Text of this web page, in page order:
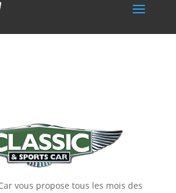
vous propose tous les mois des